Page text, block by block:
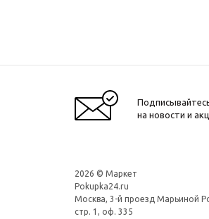
на новости и
2026 © Маркет
Pokupka24.ru
Москва, 3-й проезд Марьиной
стр. 1, оф. 335